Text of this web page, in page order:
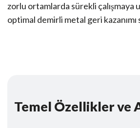
zorlu ortamlarda sürekli çalışmaya
optimal demirli metal geri kazanımı
Temel Özellikler ve